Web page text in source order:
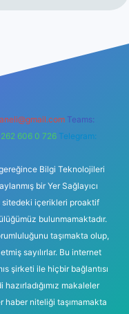
Teams:
606 0 726 Telegram:
Bilgi Teknolojileri
bir Yer Sağlayıcı
sitedeki içerikleri proaktif
bulunmamaktadır.
taşımakta olup,
sayılırlar. Bu internet
şirketi ile hiçbir bağlantısı
makaleler
haber niteliği taşımamakta